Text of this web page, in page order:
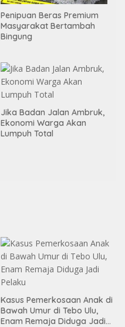
Penipuan Beras Premium
Masyarakat Bertambah
Bingung
Jika Badan Jalan Ambruk,
Ekonomi Warga Akan
Lumpuh Total
Kasus Pemerkosaan Anak di
Bawah Umur di Tebo Ulu,
Enam Remaja Diduga Jadi